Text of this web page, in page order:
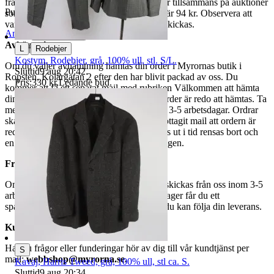
fraktpriset. Vi samfraktar upp till fyra varor tillsammans på auktioner
som avslutas samma dag. Samfraktspriset är 94 kr. Observera att
varor märkta endast avhämtning inte kan skickas.
Avhämtning
Om du väljer avhämtning hämtas din order i Myrornas butik i
Ropsten, Kolargatan 2 efter den har blivit packad av oss. Du
kommer att få ett separat mail med rubriken Välkommen att hämta
din order på Myrorna i Ropsten! när din order är redo att hämtas. Ta
med legitimation. Hanteringstiden är cirka 3-5 arbetsdagar. Ordrar
ska hämtas senast 7 dagar efter att man mottagit mail att ordern är
redo för avhämtning. Ordrar som ej hämtas ut i tid rensas bort och
en avgift på 84 kr dras av från återbetalningen.
Frakt
Om du har valt frakt kommer din vara att skickas från oss inom 3-5
arbetsdagar. När din vara har lämnat vårt lager får du ett
spårningsnummer av DSV inom kort där du kan följa din leverans.
Kundservice
Har du frågor eller funderingar hör av dig till vår kundtjänst per
mail:webbshop@myrorna.se.
Publicerad
5 jun 19:59
Anmäl
| Rodebjer
Kostym, Rodebjer, grå, 100% ull, stl. S/L.
Sluttid9 aug 20:42.
Pris:330 kr,Ledande bud.
S
Kavaj, Harris Tweed, grå, 100% ull, stl ca. S.